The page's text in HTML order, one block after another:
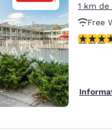
1 km
Free
3.03